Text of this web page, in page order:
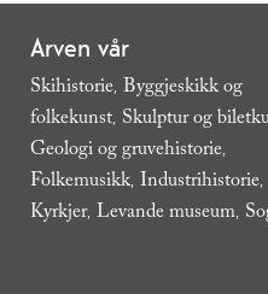
Arven vår
Skihistorie, Byggjeskikk og
folkekunst, Skulptur og
Geologi og gruvehistorie,
Folkemusikk, Industrihistorie,
Kyrkjer, Levande museum,